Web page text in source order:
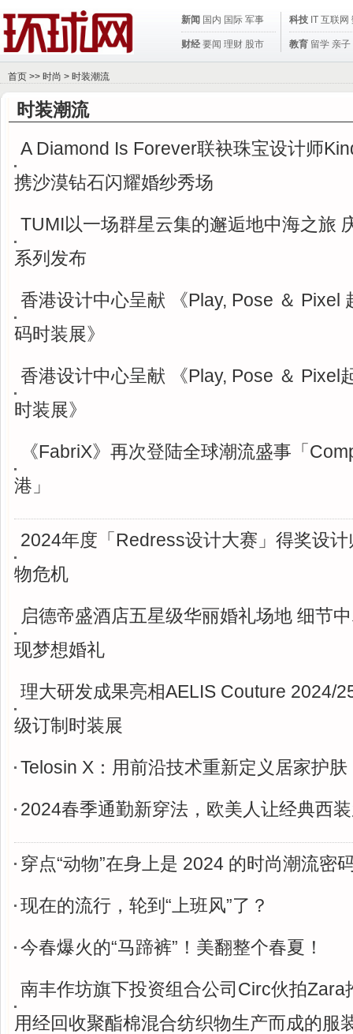
新闻 国内 国际 军事
财经 要闻 理财 股市
科技 IT 互联网
教育 留学 亲子
首页 >> 时尚 > 时装潮流
时装潮流
A Diamond Is Forever联袂珠宝设计师
携沙漠钻石闪耀婚纱秀场
TUMI以一场群星云集的邂逅地中海之旅
系列发布
香港设计中心呈献 《Play, Pose ＆ Pixel
码时装展》
香港设计中心呈献 《Play, Pose ＆ Pixel
时装展》
《FabriX》再次登陆全球潮流盛事「
港」
2024年度「Redress设计大赛」得奖设
物危机
启德帝盛酒店五星级华丽婚礼场地 细节
现梦想婚礼
理大研发成果亮相AELIS Couture 2024/
级订制时装展
Telosin X：用前沿技术重新定义居家护肤
2024春季通勤新穿法，欧美人让经典西
穿点“动物”在身上是 2024 的时尚潮流密
现在的流行，轮到“上班风”了？
今春爆火的“马蹄裤”！美翻整个春夏！
南丰作坊旗下投资组合公司Circ伙拍Zara
用经回收聚酯棉混合纺织物生产而成的服